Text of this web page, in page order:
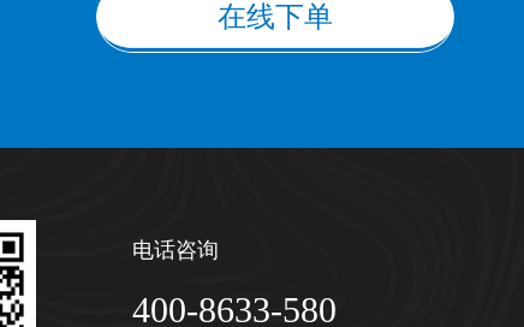
在线下单
电话咨询
400-8633-580